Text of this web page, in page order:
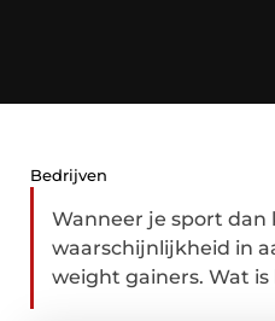
Bedrijven
Wanneer je sport dan
waarschijnlijkheid in
weight gainers. Wat is